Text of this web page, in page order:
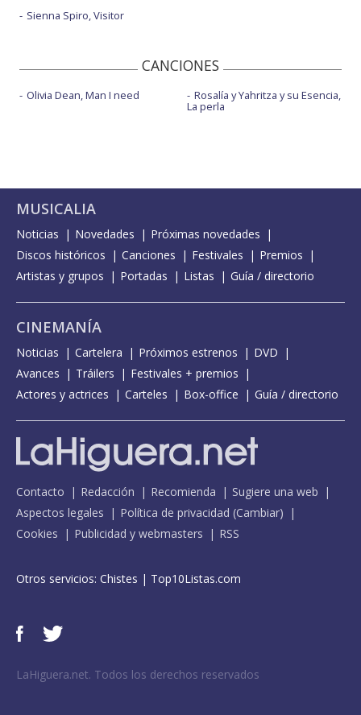
Sienna Spiro, Visitor
CANCIONES
Olivia Dean, Man I need Rosalía y Yahritza y su Esencia,
La perla
MUSICALIA
Noticias Novedades
Próximas novedades
Discos históricos
Canciones Festivales
Premios
Artistas y grupos
Portadas Listas Guía / directorio
CINEMANÍA
Noticias Cartelera Próximos estrenos
DVD
Avances
Tráilers
Festivales + premios
Actores y actrices
Carteles Box-office Guía / directorio
Contacto Redacción Recomienda
Sugiere una web
Aspectos legales
Política de privacidad (Cambiar)
Cookies
Publicidad y webmasters RSS
Otros servicios: Chistes | Top10Listas.com
LaHiguera.net. Todos los derechos reservados